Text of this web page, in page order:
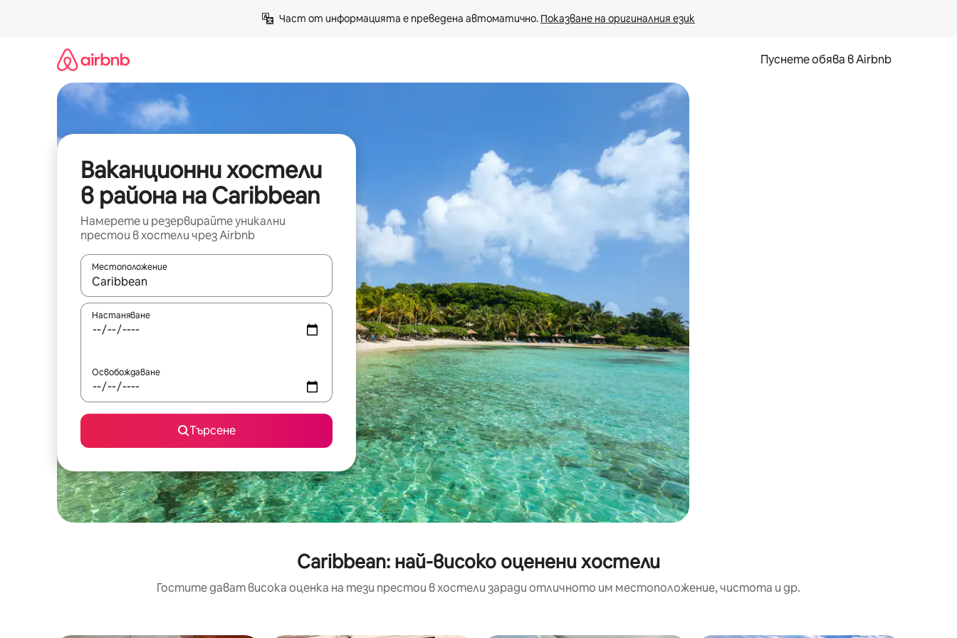
Част от информацията е преведена автоматично. Показване на оригиналния език
Пуснете обява в Airbnb
Ваканционни хостели
в района на Caribbean
Намерете и резервирайте уникални
престои в хостели чрез Airbnb
Местоположение
Когато резултатите се покажат, използвайте клавишите със стрелки нагоре и надолу или навигирайте с докосване или плъзгане.
Настаняване
Освобождаване
Търсене
Caribbean: най-високо оценени хостели
Гостите дават висока оценка на тези престои в хостели заради отличното им местоположение, чистота и др.